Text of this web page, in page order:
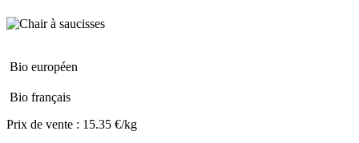
Bio européen
Bio français
Prix de vente : 15.35 €/kg